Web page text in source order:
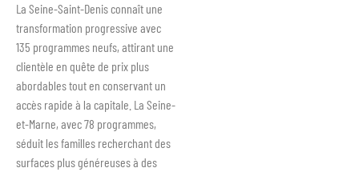
La Seine-Saint-Denis connaît une
transformation progressive avec
135 programmes neufs, attirant une
clientèle en quête de prix plus
abordables tout en conservant un
accès rapide à la capitale. La Seine-
et-Marne, avec 78 programmes,
séduit les familles recherchant des
surfaces plus généreuses à des